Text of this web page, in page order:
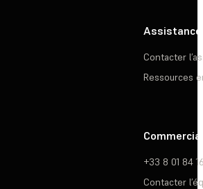
Assistance
Contacter
Ressources
Commercial
+33 8 01 84
Contacter